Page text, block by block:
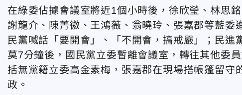
在綠委佔據會議室將近1個小時後，徐欣瑩、林思
謝龍介、陳菁徽、王鴻薇、翁曉玲、張嘉郡等藍委
民黨喊話「要開會」、「不開會，搞戒嚴」；民進
莫7分鐘後，國民黨立委暫離會議室，轉往其他委
括無黨籍立委高金素梅，張嘉郡在現場搭帳篷留守
政。